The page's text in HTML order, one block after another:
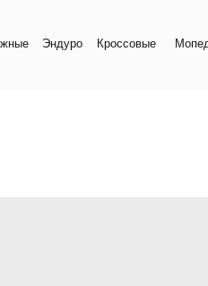
Эндуро Кроссовые Мопеды